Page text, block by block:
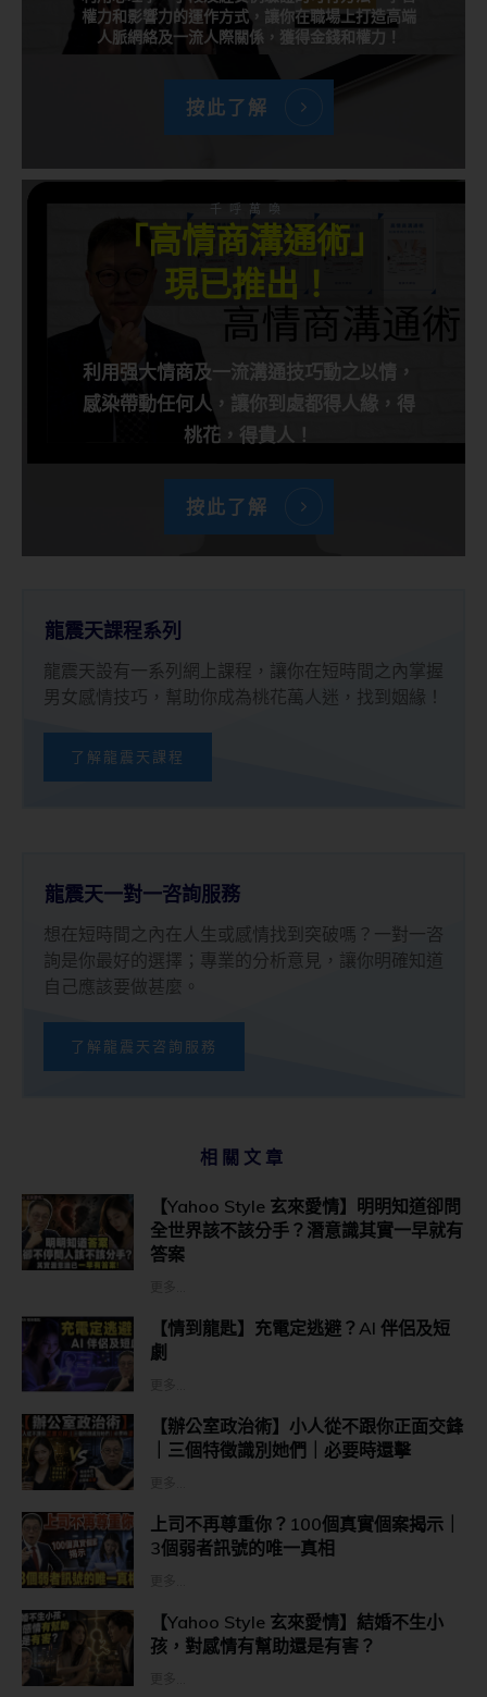
權力和影響力的運作方式，讓你在職場上打造高端
人脈網絡及一流人際關係，獲得金錢和權力！
按此了解
千呼萬喚
「高情商溝通術」
現已推出！
利用强大情商及一流溝通技巧動之以情，
感染帶動任何人，讓你到處都得人緣，得
桃花，得貴人！
按此了解
龍震天課程系列
龍震天設有一系列網上課程，讓你在短時間之內掌握
男女感情技巧，幫助你成為桃花萬人迷，找到姻緣！
了解龍震天課程
龍震天一對一咨詢服務
想在短時間之內在人生或感情找到突破嗎？一對一咨
詢是你最好的選擇；專業的分析意見，讓你明確知道
自己應該要做甚麼。
了解龍震天咨詢服務
相關文章
【Yahoo Style 玄來愛情】明明知道卻問
全世界該不該分手？潛意識其實一早就有
答案
【情到龍匙】充電定逃避？AI 伴侶及短
劇
【辦公室政治術】小人從不跟你正面交鋒
｜三個特徵識別她們｜必要時還擊
上司不再尊重你？100個真實個案揭示｜
3個弱者訊號的唯一真相
【Yahoo Style 玄來愛情】結婚不生小
孩，對感情有幫助還是有害？